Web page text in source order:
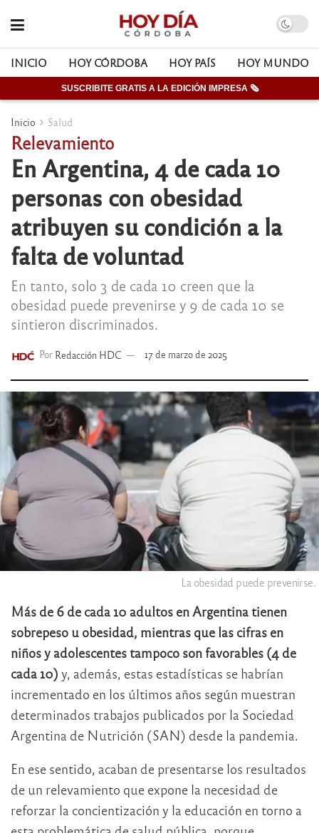
INICIO HOY CÓRDOBA HOY PAÍS HOY MUNDO
SUSCRIBITE GRATIS A LA EDICIÓN IMPRESA 🗞
Inicio Salud
Relevamiento
En Argentina, 4 de cada 10
personas con obesidad
atribuyen su condición a la
falta de voluntad
En tanto, solo 3 de cada 10 creen que la
obesidad puede prevenirse y 9 de cada 10 se
sintieron discriminados.
Por Redacción HDC 17 de marzo de 2025
La obesidad puede prevenirse.
Más de 6 de cada 10 adultos en Argentina tienen
sobrepeso u obesidad, mientras que las cifras en
niños y adolescentes tampoco son favorables (4 de
cada 10) y, además, estas estadísticas se habrían
incrementado en los últimos años según muestran
determinados trabajos publicados por la Sociedad
Argentina de Nutrición (SAN) desde la pandemia.
En ese sentido, acaban de presentarse los resultados
de un relevamiento que expone la necesidad de
reforzar la concientización y la educación en torno a